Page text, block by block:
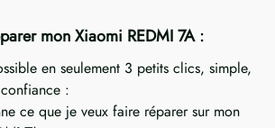
mon Xiaomi REDMI 7A :
en seulement 3 petits clics, simple,
:
ce que je veux faire réparer sur mon